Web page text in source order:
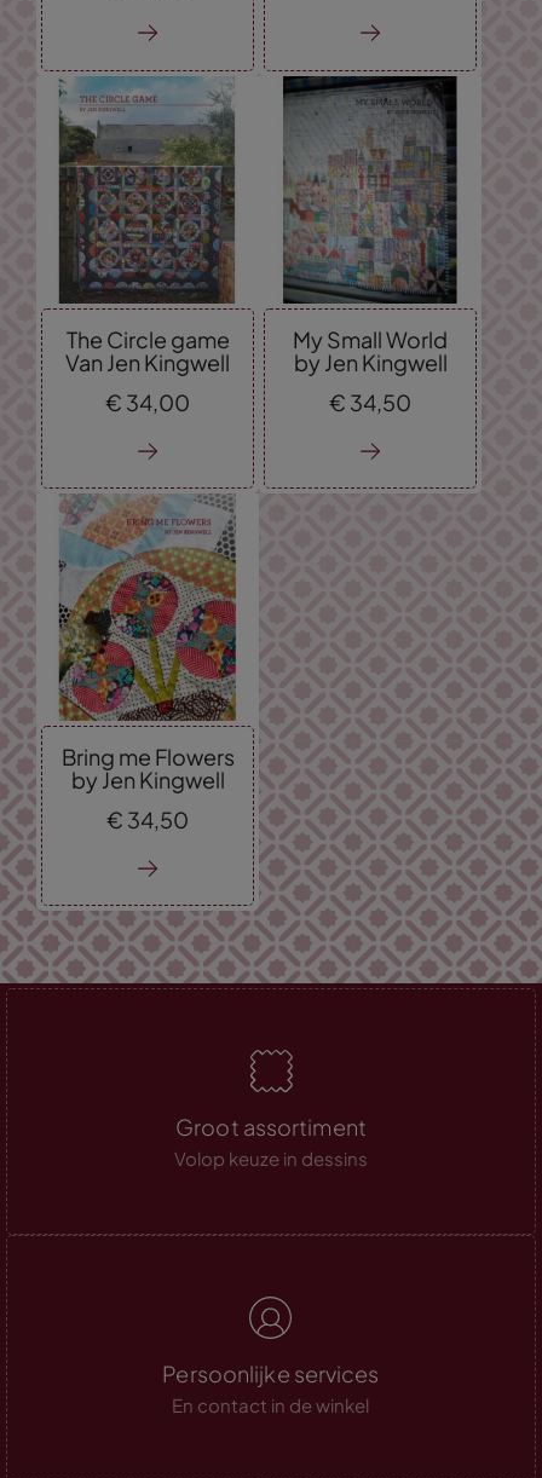
The Circle game
Van Jen Kingwell
€ 34,00
My Small World
by Jen Kingwell
€ 34,50
Bring me Flowers
by Jen Kingwell
€ 34,50
Groot assortiment
Volop keuze in dessins
Persoonlijke services
En contact in de winkel